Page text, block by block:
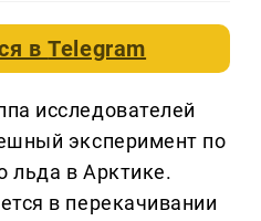
вTelegram
исследователей
эксперимент по
льда в Арктике.
в перекачивании